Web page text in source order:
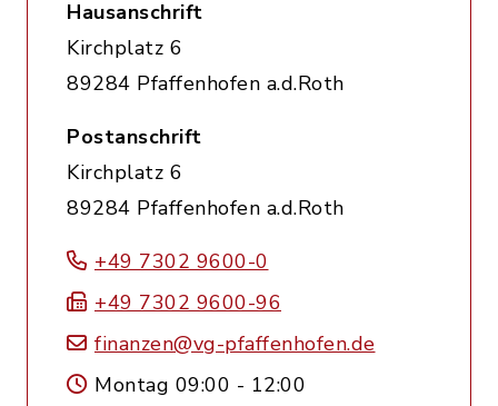
Hausanschrift
Kirchplatz 6
89284 Pfaffenhofen a.d.Roth
Postanschrift
Kirchplatz 6
89284 Pfaffenhofen a.d.Roth
+49 7302 9600-0
+49 7302 9600-96
finanzen@vg-pfaffenhofen.de
Montag 09:00 - 12:00